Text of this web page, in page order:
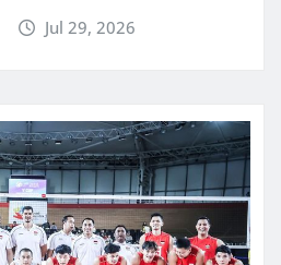
Jul 29, 2026